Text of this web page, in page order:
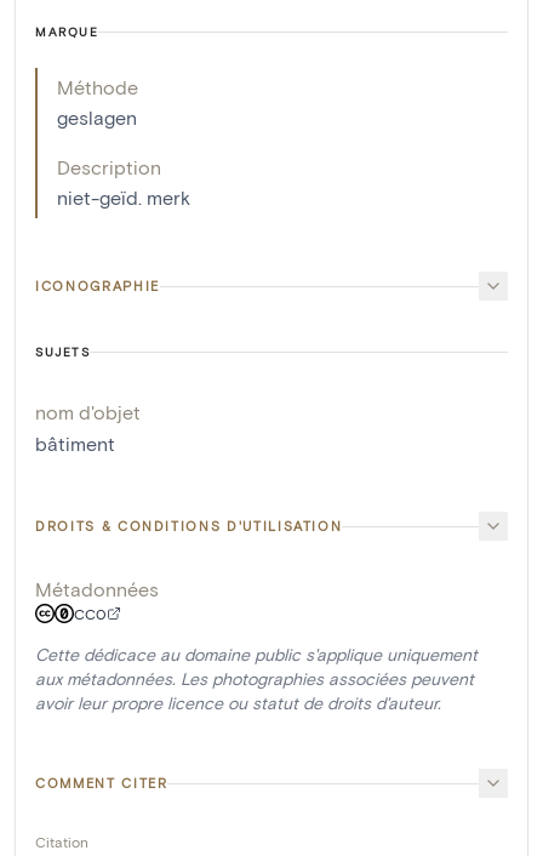
MARQUE
Méthode
geslagen
Description
niet-geïd. merk
ICONOGRAPHIE
SUJETS
nom d'objet
bâtiment
DROITS & CONDITIONS D'UTILISATION
Métadonnées
CC0
Cette dédicace au domaine public s'applique uniquement
aux métadonnées. Les photographies associées peuvent
avoir leur propre licence ou statut de droits d'auteur.
COMMENT CITER
Citation